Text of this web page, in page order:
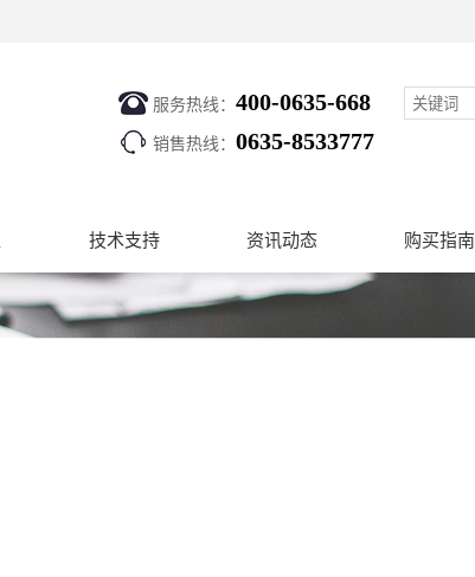
服务热线： 400-0635-668
销售热线： 0635-8533777
技术支持 资讯动态 购买指南